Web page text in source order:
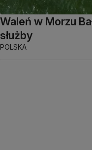
Waleń w Morzu
służby
POLSKA